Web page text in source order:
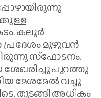
കലൂര്‍
പ്രദേശം മുഴുവന്‍
സ്‌ഫോടനം.
ശേഖരിച്ചു പുറത്തു
മേശമേല്‍ വച്ചു
തുടങ്ങി അധികം